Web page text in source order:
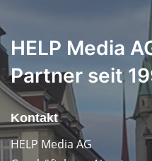
HELP Media
Partner seit
Kontakt
HELP Media AG